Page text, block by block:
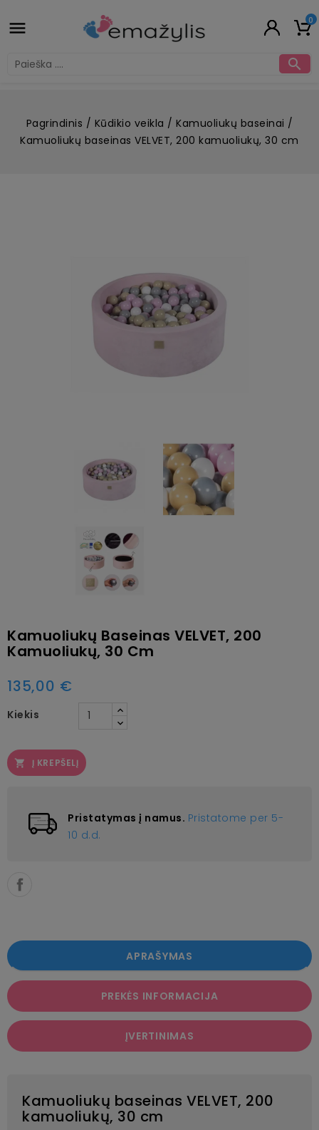
 0

Pagrindinis Kūdikio veikla
Kamuoliukų baseinai
Kamuoliukų baseinas VELVET, 200 kamuoliukų, 30 cm
Kamuoliukų Baseinas VELVET, 200
Kamuoliukų, 30 Cm
135,00 €
Kiekis
 Į KREPŠELĮ
Pristatymas į namus. Pristatome per 5-
10 d.d.
APRAŠYMAS
PREKĖS INFORMACIJA
ĮVERTINIMAS
Kamuoliukų baseinas VELVET, 200
kamuoliukų, 30 cm